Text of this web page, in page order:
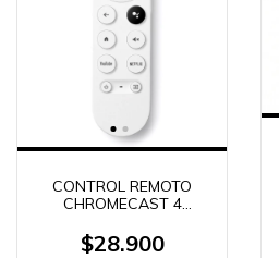
CONTROL REMOTO
CHROMECAST 4
$28.900